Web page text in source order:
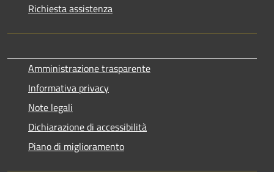
Richiesta assistenza
Amministrazione trasparente
Informativa privacy
Note legali
Dichiarazione di accessibilità
Piano di miglioramento